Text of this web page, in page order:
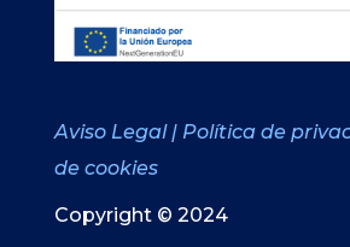
Aviso Legal | Política de
de cookies
Copyright © 2024